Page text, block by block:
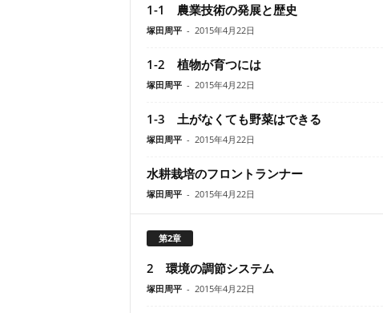
1-1 農業技術の発展と歴史
塚田周平 - 2015年4月22日
1-2 植物が育つには
塚田周平 - 2015年4月22日
1-3 土がなくても野菜はできる
塚田周平 - 2015年4月22日
水耕栽培のフロントランナー
塚田周平 - 2015年4月22日
第2章
2 環境の調節システム
塚田周平 - 2015年4月22日